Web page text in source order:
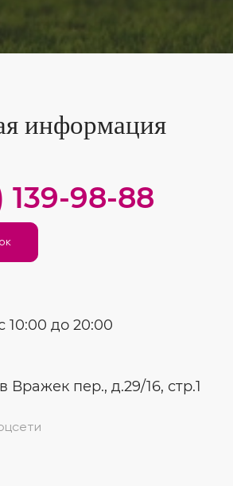
информация
139-98-88
10:00 до 20:00
Вражек пер., д.29/16, стр.1